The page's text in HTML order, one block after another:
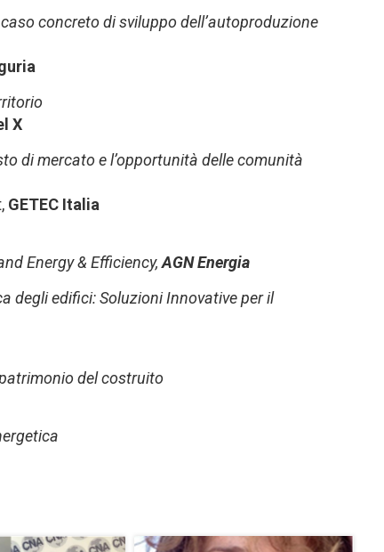
concreto di sviluppo dell’autoproduzione
X
di mercato e l’opportunità delle comunità
GETEC Italia
Energy & Efficiency,AGN Energia
degli edifici: Soluzioni Innovative per il
del costruito